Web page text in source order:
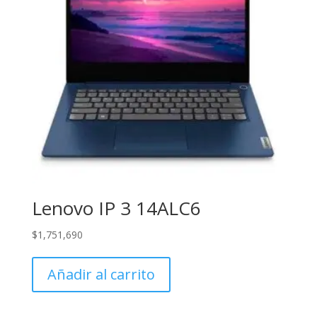
Lenovo IP 3 14ALC6
$1,751,690
Añadir al carrito